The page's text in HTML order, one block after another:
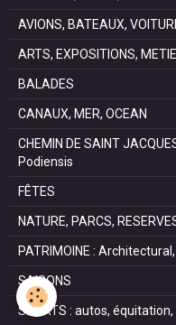
AVIONS, BATEAUX,
ARTS, EXPOSITIONS,
BALADES
CANAUX, MER, OCEAN
CHEMIN DE SAINT
Podiensis
FÊTES
NATURE, PARCS,
PATRIMOINE :
SAISONS
SPORTS : autos,